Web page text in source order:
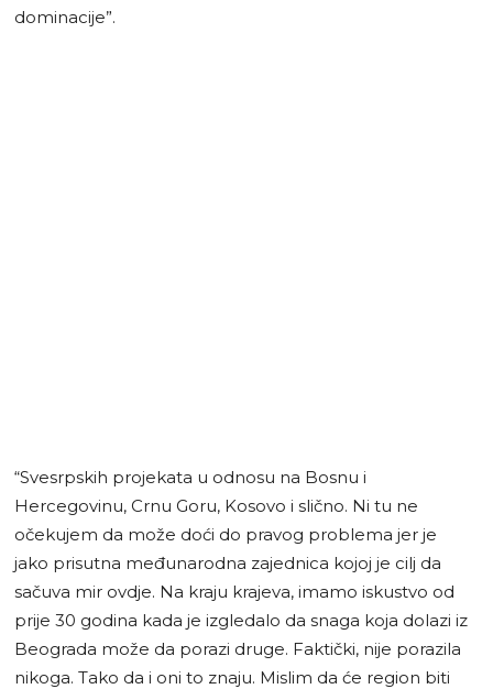
dominacije”.
“Svesrpskih projekata u odnosu na Bosnu i
Hercegovinu, Crnu Goru, Kosovo i slično. Ni tu ne
očekujem da može doći do pravog problema jer je
jako prisutna međunarodna zajednica kojoj je cilj da
sačuva mir ovdje. Na kraju krajeva, imamo iskustvo od
prije 30 godina kada je izgledalo da snaga koja dolazi iz
Beograda može da porazi druge. Faktički, nije porazila
nikoga. Tako da i oni to znaju. Mislim da će region biti